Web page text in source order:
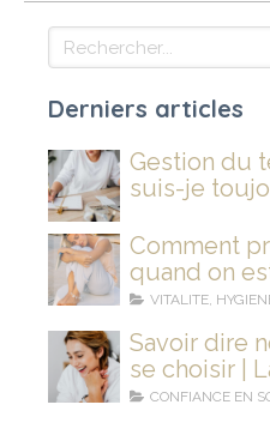
Rechercher
Derniers articles
Gestion du
suis-je
Comment
quand on
stressée et
VITALITE,
Savoir dire
se choisir |
CONFIANCE EN